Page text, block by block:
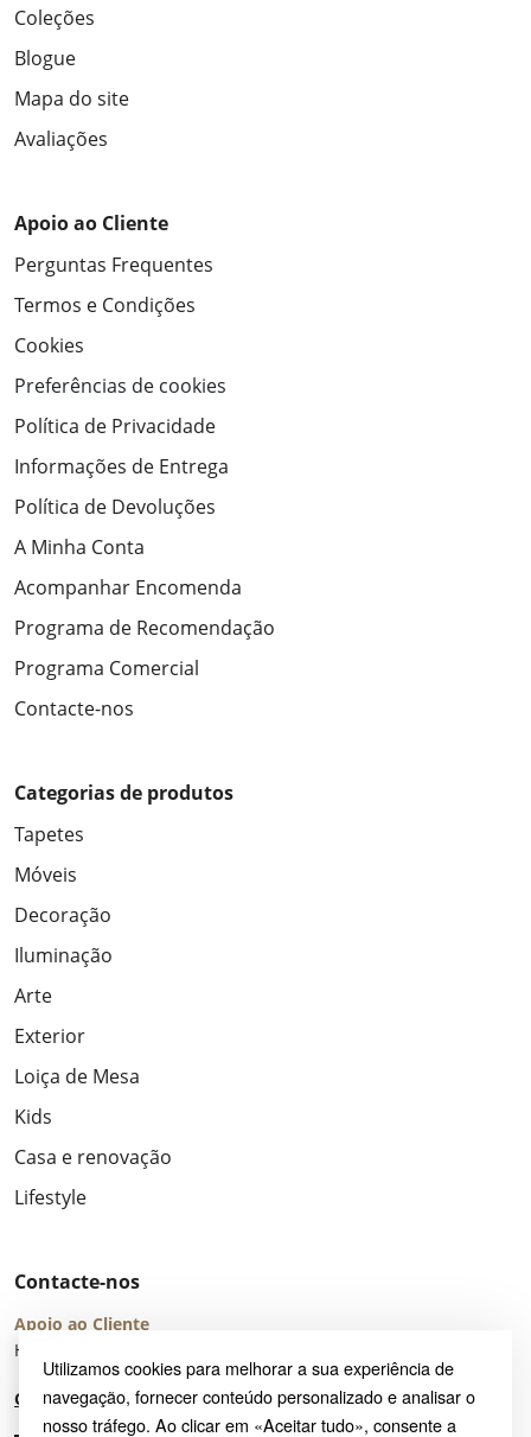
Utilizamos cookies para melhorar a sua experiência de
navegação, fornecer conteúdo personalizado e analisar o
nosso tráfego. Ao clicar em «Aceitar tudo», consente a
Coleções
Blogue
Mapa do site
Avaliações
Apoio ao Cliente
Perguntas Frequentes
Termos e Condições
Cookies
Preferências de cookies
Política de Privacidade
Informações de Entrega
Política de Devoluções
A Minha Conta
Acompanhar Encomenda
Programa de Recomendação
Programa Comercial
Contacte-nos
Categorias de produtos
Tapetes
Móveis
Decoração
Iluminação
Arte
Exterior
Loiça de Mesa
Kids
Casa e renovação
Lifestyle
Contacte-nos
Apoio ao Cliente
Horário de Atendimento: seg – sex 8:00 – 16:00 (UTC+2)
Centro de Ajuda